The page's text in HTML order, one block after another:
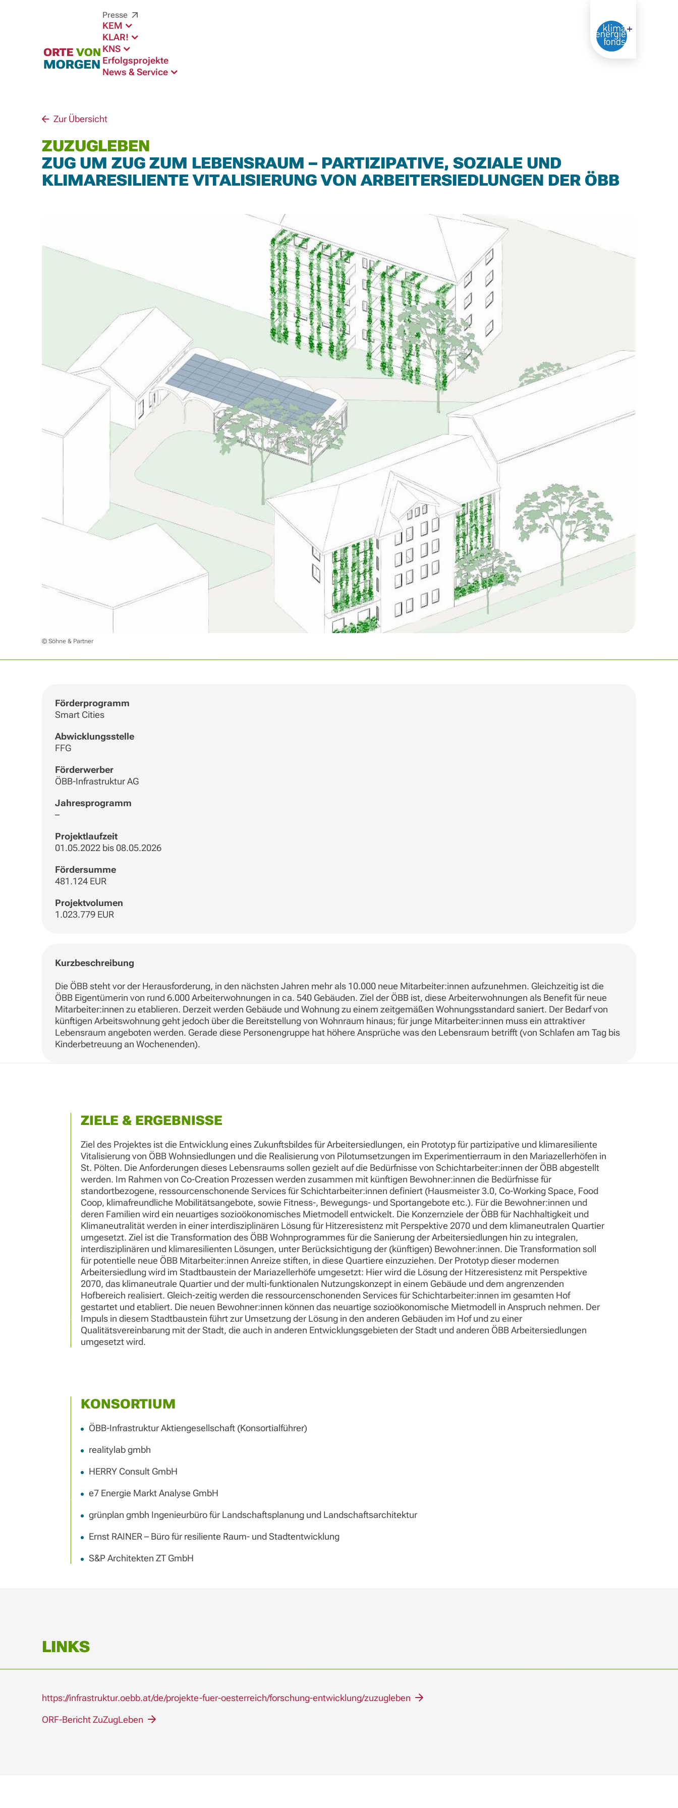
Presse
KEM
KLAR!
KNS
Erfolgsprojekte
News & Service
Zur Übersicht
ZUZUGLEBEN
ZUG UM ZUG ZUM LEBENSRAUM – PARTIZIPATIVE, SOZIALE UND
KLIMARESILIENTE VITALISIERUNG VON ARBEITERSIEDLUNGEN DER ÖBB
© Söhne & Partner
Förderprogramm
Smart Cities
Abwicklungsstelle
FFG
Förderwerber
ÖBB-Infrastruktur AG
Jahresprogramm
–
Projektlaufzeit
01.05.2022 bis 08.05.2026
Fördersumme
481.124 EUR
Projektvolumen
1.023.779 EUR
Kurzbeschreibung
Die ÖBB steht vor der Herausforderung, in den nächsten Jahren mehr als 10.000 neue Mitarbeiter:innen aufzunehmen. Gleichzeitig ist die
ÖBB Eigentümerin von rund 6.000 Arbeiterwohnungen in ca. 540 Gebäuden. Ziel der ÖBB ist, diese Arbeiterwohnungen als Benefit für neue
Mitarbeiter:innen zu etablieren. Derzeit werden Gebäude und Wohnung zu einem zeitgemäßen Wohnungsstandard saniert. Der Bedarf von
künftigen Arbeitswohnung geht jedoch über die Bereitstellung von Wohnraum hinaus; für junge Mitarbeiter:innen muss ein attraktiver
Lebensraum angeboten werden. Gerade diese Personengruppe hat höhere Ansprüche was den Lebensraum betrifft (von Schlafen am Tag bis
Kinderbetreuung an Wochenenden).
ZIELE & ERGEBNISSE
Ziel des Projektes ist die Entwicklung eines Zukunftsbildes für Arbeitersiedlungen, ein Prototyp für partizipative und klimaresiliente
Vitalisierung von ÖBB Wohnsiedlungen und die Realisierung von Pilotumsetzungen im Experimentierraum in den Mariazellerhöfen in
St. Pölten. Die Anforderungen dieses Lebensraums sollen gezielt auf die Bedürfnisse von Schichtarbeiter:innen der ÖBB abgestellt
werden. Im Rahmen von Co-Creation Prozessen werden zusammen mit künftigen Bewohner:innen die Bedürfnisse für
standortbezogene, ressourcenschonende Services für Schichtarbeiter:innen definiert (Hausmeister 3.0, Co-Working Space, Food
Coop, klimafreundliche Mobilitätsangebote, sowie Fitness-, Bewegungs- und Sportangebote etc.). Für die Bewohner:innen und
deren Familien wird ein neuartiges sozioökonomisches Mietmodell entwickelt. Die Konzernziele der ÖBB für Nachhaltigkeit und
Klimaneutralität werden in einer interdisziplinären Lösung für Hitzeresistenz mit Perspektive 2070 und dem klimaneutralen Quartier
umgesetzt. Ziel ist die Transformation des ÖBB Wohnprogrammes für die Sanierung der Arbeitersiedlungen hin zu integralen,
interdisziplinären und klimaresilienten Lösungen, unter Berücksichtigung der (künftigen) Bewohner:innen. Die Transformation soll
für potentielle neue ÖBB Mitarbeiter:innen Anreize stiften, in diese Quartiere einzuziehen. Der Prototyp dieser modernen
Arbeitersiedlung wird im Stadtbaustein der Mariazellerhöfe umgesetzt: Hier wird die Lösung der Hitzeresistenz mit Perspektive
2070, das klimaneutrale Quartier und der multi-funktionalen Nutzungskonzept in einem Gebäude und dem angrenzenden
Hofbereich realisiert. Gleich-zeitig werden die ressourcenschonenden Services für Schichtarbeiter:innen im gesamten Hof
gestartet und etabliert. Die neuen Bewohner:innen können das neuartige sozioökonomische Mietmodell in Anspruch nehmen. Der
Impuls in diesem Stadtbaustein führt zur Umsetzung der Lösung in den anderen Gebäuden im Hof und zu einer
Qualitätsvereinbarung mit der Stadt, die auch in anderen Entwicklungsgebieten der Stadt und anderen ÖBB Arbeitersiedlungen
umgesetzt wird.
KONSORTIUM
ÖBB-Infrastruktur Aktiengesellschaft (Konsortialführer)
realitylab gmbh
HERRY Consult GmbH
e7 Energie Markt Analyse GmbH
grünplan gmbh Ingenieurbüro für Landschaftsplanung und Landschaftsarchitektur
Ernst RAINER – Büro für resiliente Raum- und Stadtentwicklung
S&P Architekten ZT GmbH
LINKS
https://infrastruktur.oebb.at/de/projekte-fuer-oesterreich/forschung-entwicklung/zuzugleben
ORF-Bericht ZuZugLeben